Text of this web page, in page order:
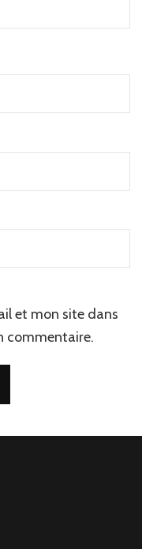
et mon site dans
commentaire.